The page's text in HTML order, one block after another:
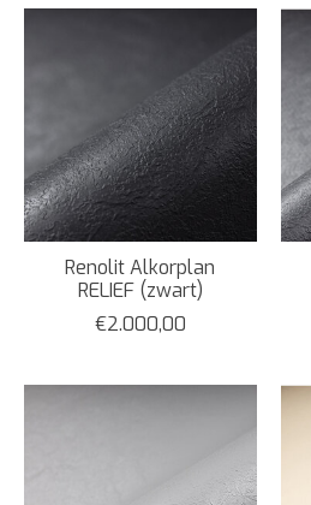
Renolit Alkorplan
RELIEF (zwart)
€2.000,00